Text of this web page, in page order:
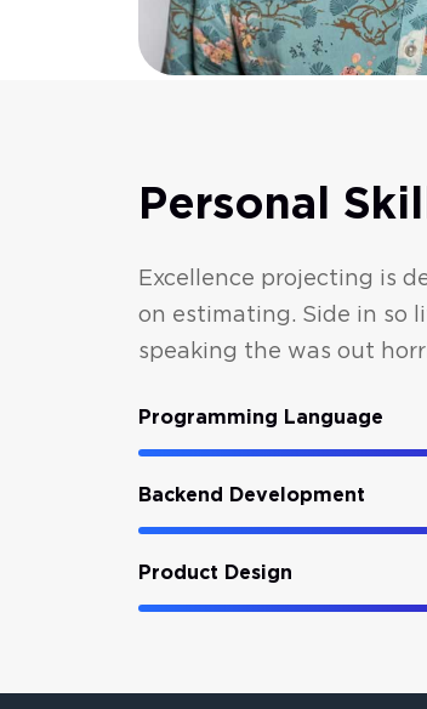
Personal
Excellence projecting is
on estimating. Side in so
speaking the was out
Programming Language
Backend Development
Product Design